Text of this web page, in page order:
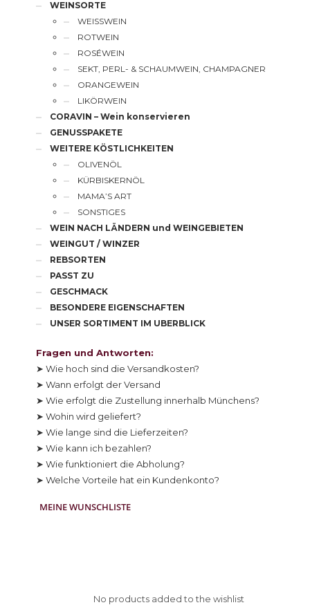
WEINSORTE
WEISSWEIN
ROTWEIN
ROSÉWEIN
SEKT, PERL- & SCHAUMWEIN, CHAMPAGNER
ORANGEWEIN
LIKÖRWEIN
CORAVIN – Wein konservieren
GENUSSPAKETE
WEITERE KÖSTLICHKEITEN
OLIVENÖL
KÜRBISKERNÖL
MAMA’S ART
SONSTIGES
WEIN NACH LÄNDERN und WEINGEBIETEN
WEINGUT / WINZER
REBSORTEN
PASST ZU
GESCHMACK
BESONDERE EIGENSCHAFTEN
UNSER SORTIMENT IM UBERBLICK
Fragen und Antworten:
➤ Wie hoch sind die Versandkosten?
➤ Wann erfolgt der Versand
➤ Wie erfolgt die Zustellung innerhalb Münchens?
➤ Wohin wird geliefert?
➤ Wie lange sind die Lieferzeiten?
➤ Wie kann ich bezahlen?
➤ Wie funktioniert die Abholung?
➤ Welche Vorteile hat ein Kundenkonto?
MEINE WUNSCHLISTE
No products added to the wishlist